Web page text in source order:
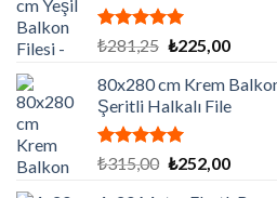
5 üzerinden
oy
aldı
₺281,25 Orijinal
₺281,25.
₺225,00Şu
fiyat:
80x280 cm Krem
Şeritli Halkalı File
5 üzerinden
oy
₺315,00 Orijinal
₺252,00Şu